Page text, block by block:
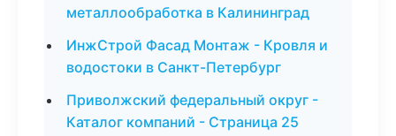
металлообработка в Калининград
ИнжСтрой Фасад Монтаж - Кровля и
водостоки в Санкт-Петербург
Приволжский федеральный округ -
Каталог компаний - Страница 25